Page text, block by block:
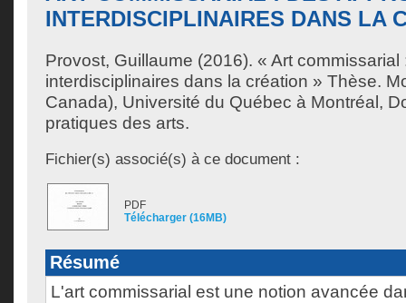
INTERDISCIPLINAIRES DANS LA
Provost, Guillaume (2016). « Art
interdisciplinaires dans la création » Thèse.
Canada), Université du Québec à Montréal,
pratiques des arts.
Fichier(s) associé(s) à ce document :
PDF
Télécharger (16MB)
Résumé
L'art commissarial est une notion avancée